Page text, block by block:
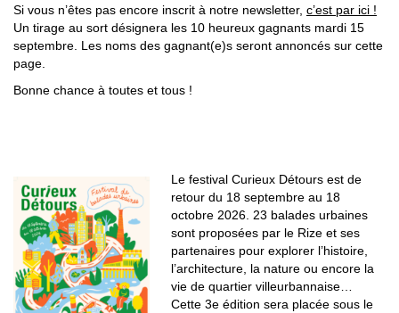
Si vous n’êtes pas encore inscrit à notre newsletter, c’est par ici !
Un tirage au sort désignera les 10 heureux gagnants mardi 15
septembre. Les noms des gagnant(e)s seront annoncés sur cette
page.
Bonne chance à toutes et tous !
Le festival Curieux Détours est de
retour du 18 septembre au 18
octobre 2026. 23 balades urbaines
sont proposées par le Rize et ses
partenaires pour explorer l’histoire,
l’architecture, la nature ou encore la
vie de quartier villeurbannaise…
Cette 3e édition sera placée sous le